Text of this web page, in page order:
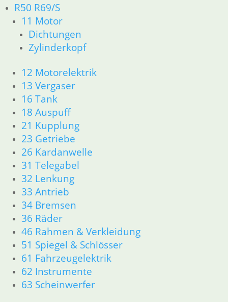
R50 R69/S
11 Motor
Dichtungen
Zylinderkopf
12 Motorelektrik
13 Vergaser
16 Tank
18 Auspuff
21 Kupplung
23 Getriebe
26 Kardanwelle
31 Telegabel
32 Lenkung
33 Antrieb
34 Bremsen
36 Räder
46 Rahmen & Verkleidung
51 Spiegel & Schlösser
61 Fahrzeugelektrik
62 Instrumente
63 Scheinwerfer
63 Scheinwerfer
R26 & R27
11 Motor
Dichtungen
Zylinderkopf r26-r27
13 Vergaser
16 Tank
18 Auspuff
21 Kupplung
23 Getriebe
26 Kardanwelle
31 Telegabel
32 Lenkung
33 Antrieb
34 Bremsen
36 Räder
46 Rahmen & Verkleidung R26 R27
51 Spiegel & Schlösser
61 Fahrzeugelektrik
62 Instrumente
63 Scheinwerfer
R50 R69/S
11 Motor
Dichtungen